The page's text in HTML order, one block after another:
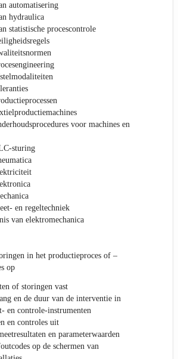
automatisering
hydraulica
statistische procescontrole
voor machines en
sturing
en regeltechniek
van elektromechanica
in het productieproces of –
op
of storingen vast
en de duur van de interventie in
en controle-instrumenten
en controles uit
en parameterwaarden
op de schermen van